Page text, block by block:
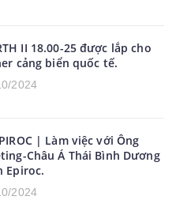
II 18.00-25 được lắp cho
cảng biển quốc tế.
2024
| Làm việc với Ông
Châu Á Thái Bình Dương
Epiroc.
2024